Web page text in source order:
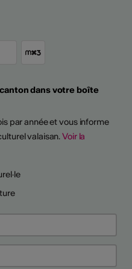
dans votre boîte
par année et vous informe
valaisan.Voir la